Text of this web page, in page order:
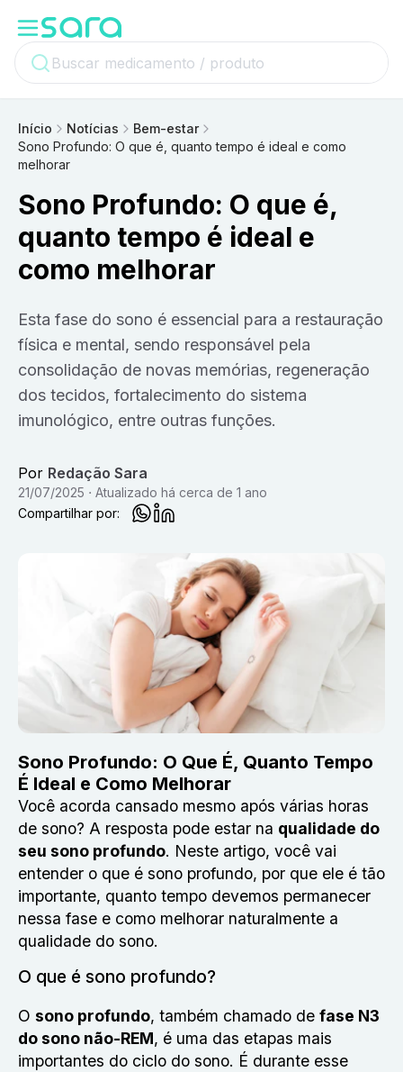
Início Notícias
Bem-estar
Sono Profundo: O que é, quanto tempo é ideal e como
melhorar
Sono Profundo: O que é,
quanto tempo é ideal e
como melhorar
Esta fase do sono é essencial para a restauração
física e mental, sendo responsável pela
consolidação de novas memórias, regeneração
dos tecidos, fortalecimento do sistema
imunológico, entre outras funções.
Por Redação Sara
21/07/2025 Atualizado há cerca de 1 ano
Compartilhar por:
Sono Profundo: O Que É, Quanto Tempo
É Ideal e Como Melhorar
Você acorda cansado mesmo após várias horas
de sono? A resposta pode estar na qualidade do
seu sono profundo. Neste artigo, você vai
entender o que é sono profundo, por que ele é tão
importante, quanto tempo devemos permanecer
nessa fase e como melhorar naturalmente a
qualidade do sono.
O que é sono profundo?
O sono profundo, também chamado de fase N3
do sono não-REM, é uma das etapas mais
importantes do ciclo do sono. É durante esse